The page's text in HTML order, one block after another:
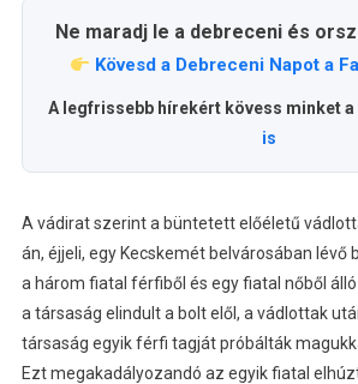
Ne maradj le a debreceni és
Kövesd a Debreceni Napot a
A legfrissebb hírekért kövess minket a
is
A vádirat szerint a büntetett előéletű
án, éjjeli, egy Kecskemét belvárosában
a három fiatal férfiből és egy fiatal nőből
a társaság elindult a bolt elől, a vádlottak
társaság egyik férfi tagját próbálták
Ezt megakadályozandó az egyik fiatal